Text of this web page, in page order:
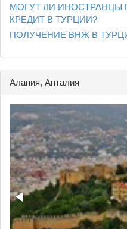
МОГУТ ЛИ ИНОСТРАНЦЫ
КРЕДИТ В ТУРЦИИ?
ПОЛУЧЕНИЕ ВНЖ В
Алания, Анталия